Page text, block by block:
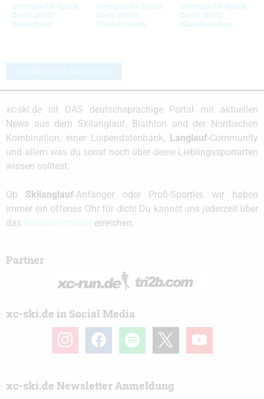
Olympische Spiele
Sochi (RUS)
Teamsprint
Olympische Spiele
Sochi (RUS)
Staffelrennen
Olympische Spiele
Sochi (RUS)
Klassikrennen
Schreibe einen Kommentar
xc-ski.de ist DAS deutschsprachige Portal mit aktuellen
News aus dem Skilanglauf, Biathlon und der Nordischen
Kombination, einer Loipendatenbank, Langlauf-Community
und allem was du sonst noch über deine Lieblingssportarten
wissen solltest.
Ob Skilanglauf-Anfänger oder Profi-Sportler, wir haben
immer ein offenes Ohr für dich! Du kannst uns jederzeit über
das
erreichen.
Partner
xc-ski.de in Social Media
instagramfacebook spotify youtube
xc-ski.de Newsletter Anmeldung